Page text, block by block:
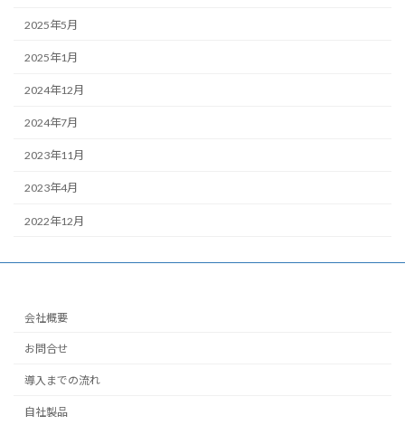
2025年5月
2025年1月
2024年12月
2024年7月
2023年11月
2023年4月
2022年12月
会社概要
お問合せ
導入までの流れ
自社製品